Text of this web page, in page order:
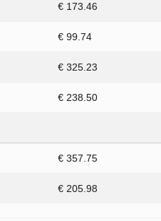
€ 173.46
€ 99.74
€ 325.23
€ 238.50
€ 357.75
€ 205.98